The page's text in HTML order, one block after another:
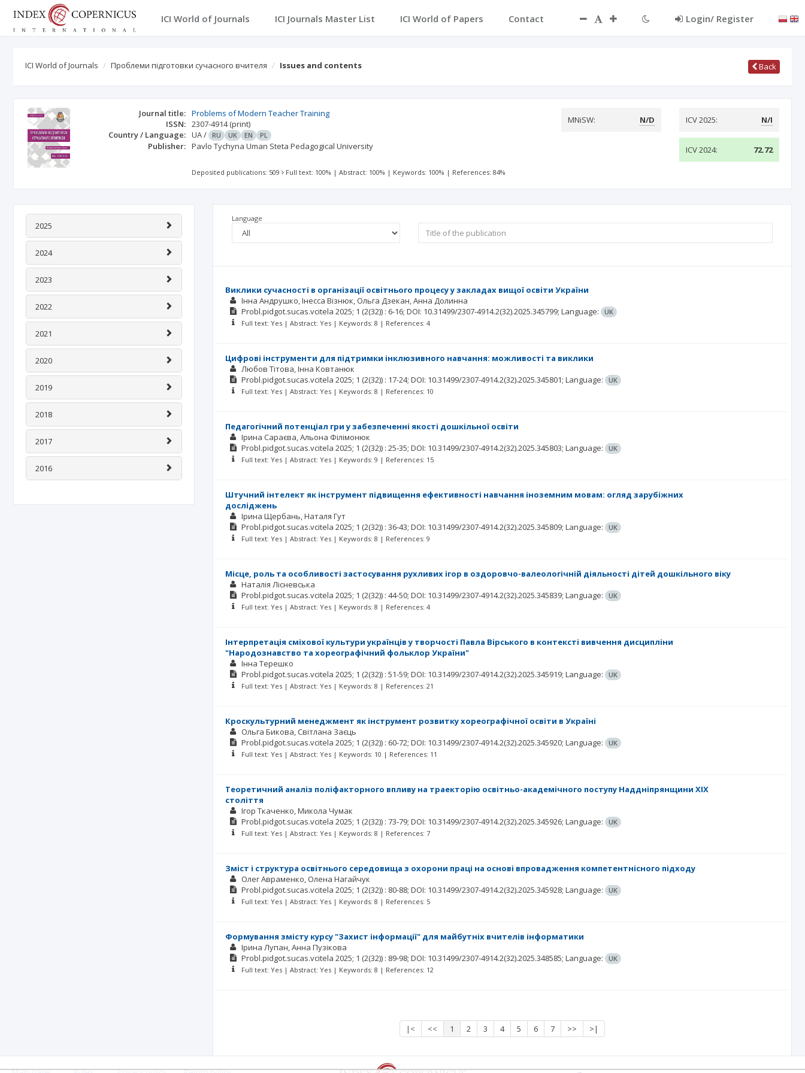
ICI World of Journals ICI Journals Master List ICI World of Papers Contact Login/ Register
ICI World of Journals Проблеми підготовки сучасного вчителя Issues and contents Back
Journal title: Problems of Modern Teacher Training
ISSN: 2307-4914(print)
Country / Language: UA/ RU UK EN PL
Publisher: Pavlo Tychyna Uman Steta Pedagogical University
MNiSW: N/D ICV 2025: N/I
ICV 2024: 72.72
Deposited publications: 509 Full text: 100% |Abstract: 100% | Keywords: 100% | References: 84%
2025
2024
2023
2022
2021
2020
2019
2018
2017
2016
Language
Виклики сучасності в організації освітнього процесу у закладах вищої освіти України
Інна Андрушко Інесса Візнюк Ольга Дзекан Анна Долинна
Probl.pidgot.sucas.vcitela 2025; 1 (2(32)) : 6-16; DOI: 10.31499/2307-4914.2(32).2025.345799; Language: UK
Full text: Yes | Abstract: Yes | Keywords: 8 | References: 4
Цифрові інструменти для підтримки інклюзивного навчання: можливості та виклики
Любов Тітова Інна Ковтанюк
Probl.pidgot.sucas.vcitela 2025; 1 (2(32)) : 17-24; DOI: 10.31499/2307-4914.2(32).2025.345801; Language: UK
Full text: Yes | Abstract: Yes | Keywords: 8 | References: 10
Педагогічний потенціал гри у забезпеченні якості дошкільної освіти
Ірина Сараєва Альона Філімонюк
Probl.pidgot.sucas.vcitela 2025; 1 (2(32)) : 25-35; DOI: 10.31499/2307-4914.2(32).2025.345803; Language: UK
Full text: Yes | Abstract: Yes | Keywords: 9 | References: 15
Штучний інтелект як інструмент підвищення ефективності навчання іноземним мовам: огляд зарубіжних
досліджень
Ірина Щербань Наталя Гут
Probl.pidgot.sucas.vcitela 2025; 1 (2(32)) : 36-43; DOI: 10.31499/2307-4914.2(32).2025.345809; Language: UK
Full text: Yes | Abstract: Yes | Keywords: 8 | References: 9
Місце, роль та особливості застосування рухливих ігор в оздоровчо-валеологічній діяльності дітей дошкільного віку
Наталія Лісневська
Probl.pidgot.sucas.vcitela 2025; 1 (2(32)) : 44-50; DOI: 10.31499/2307-4914.2(32).2025.345839; Language: UK
Full text: Yes | Abstract: Yes | Keywords: 8 | References: 4
Інтерпретація сміхової культури українців у творчості Павла Вірського в контексті вивчення дисципліни
"Народознавство та хореографічний фольклор України"
Інна Терешко
Probl.pidgot.sucas.vcitela 2025; 1 (2(32)) : 51-59; DOI: 10.31499/2307-4914.2(32).2025.345919; Language: UK
Full text: Yes | Abstract: Yes | Keywords: 8 | References: 21
Кроскультурний менеджмент як інструмент розвитку хореографічної освіти в Україні
Ольга Бикова Світлана Заєць
Probl.pidgot.sucas.vcitela 2025; 1 (2(32)) : 60-72; DOI: 10.31499/2307-4914.2(32).2025.345920; Language: UK
Full text: Yes | Abstract: Yes | Keywords: 10 | References: 11
Теоретичний аналіз поліфакторного впливу на траекторію освітньо-академічного поступу Наддніпрянщини XIX
століття
Ігор Ткаченко Микола Чумак
Probl.pidgot.sucas.vcitela 2025; 1 (2(32)) : 73-79; DOI: 10.31499/2307-4914.2(32).2025.345926; Language: UK
Full text: Yes | Abstract: Yes | Keywords: 8 | References: 7
Зміст і структура освітнього середовища з охорони праці на основі впровадження компетентнісного підходу
Олег Авраменко Олена Нагайчук
Probl.pidgot.sucas.vcitela 2025; 1 (2(32)) : 80-88; DOI: 10.31499/2307-4914.2(32).2025.345928; Language: UK
Full text: Yes | Abstract: Yes | Keywords: 8 | References: 5
Формування змісту курсу "Захист інформації" для майбутніх вчителів інформатики
Ірина Лупан Анна Пузікова
Probl.pidgot.sucas.vcitela 2025; 1 (2(32)) : 89-98; DOI: 10.31499/2307-4914.2(32).2025.348585; Language: UK
Full text: Yes | Abstract: Yes | Keywords: 8 | References: 12
|< << 1 2 3 4 5 6 7 >> >|